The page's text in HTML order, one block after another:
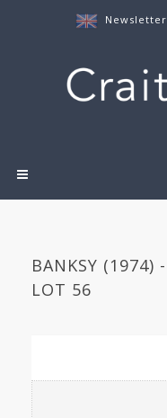
Newsletter
BANKSY (1974) -
LOT 56